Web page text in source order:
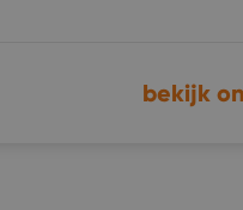
bekijk